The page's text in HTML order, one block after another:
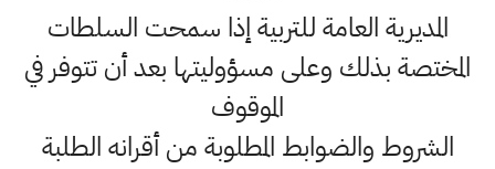
المديرية العامة للتربية إذا سمحت السلطات
المختصة بذلك وعلى مسؤوليتها بعد أن تتوفر في
الموقوف
الشروط والضوابط المطلوبة من أقرانه الطلبة